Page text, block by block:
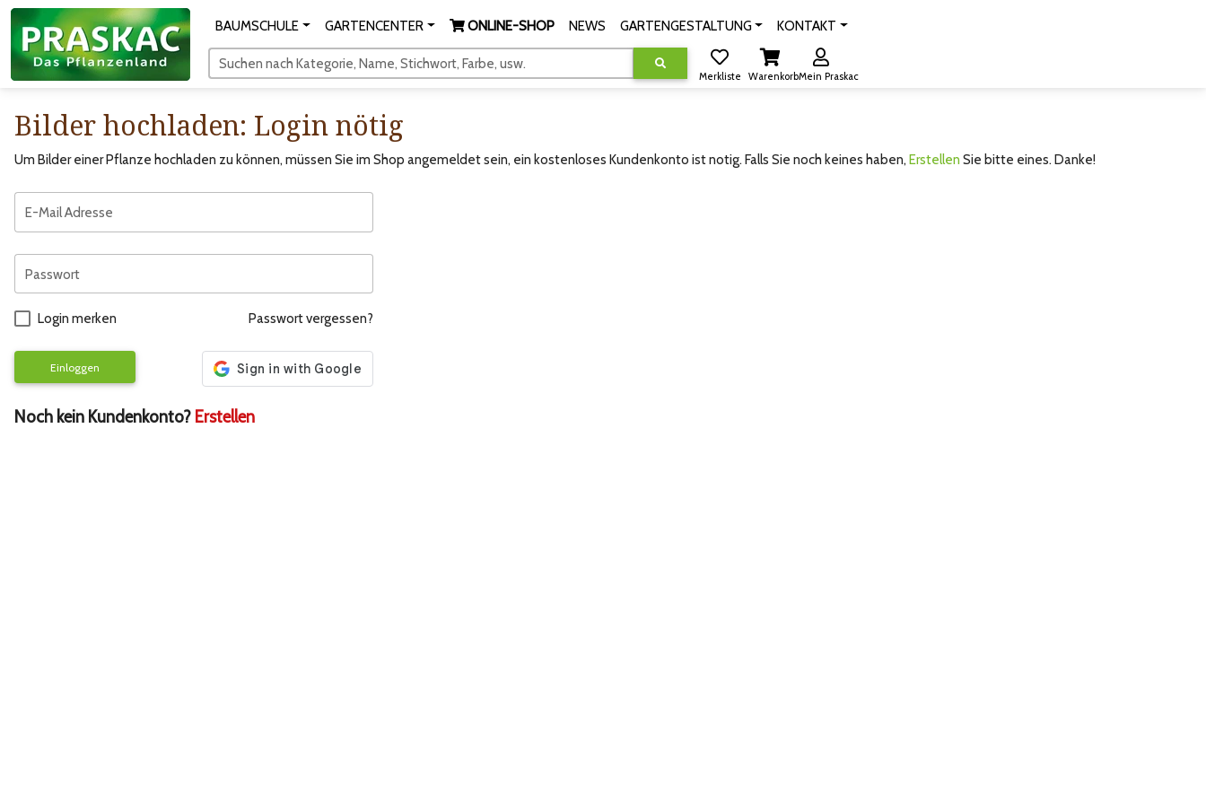
BAUMSCHULE GARTENCENTER ONLINE-SHOP NEWS GARTENGESTALTUNG KONTAKT
Suchen nach Kategorie, Name, Stichwort, Farbe, usw.
Merkliste WarenkorbMein Praskac
Bilder hochladen: Login nötig
Um Bilder einer Pflanze hochladen zu können, müssen Sie im Shop angemeldet sein, ein kostenloses Kundenkonto ist notig. Falls Sie noch keines haben, Erstellen Sie bitte eines. Danke!
E-Mail Adresse
Passwort
Login merken Passwort vergessen?
Einloggen
Noch kein Kundenkonto? Erstellen